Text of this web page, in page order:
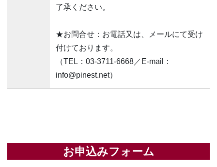
了承ください。
★お問合せ：お電話又は、メールにて受け
付けております。
（TEL：03-3711-6668／E-mail：
info@pinest.net）
お申込みフォーム